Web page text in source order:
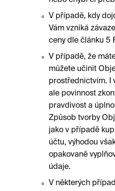
V případě, kdy
Vám vzniká
ceny dle článku 5
V případě, že
můžete učinit
prostřednictvím. I
ale povinnost
pravdivost a
Způsob tvorby
jako v případě
účtu, výhodou
opakovaně
údaje.
V některých